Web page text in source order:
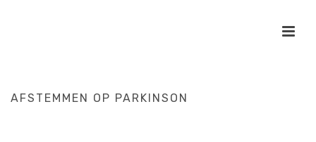
AFSTEMMEN OP PARKINSON